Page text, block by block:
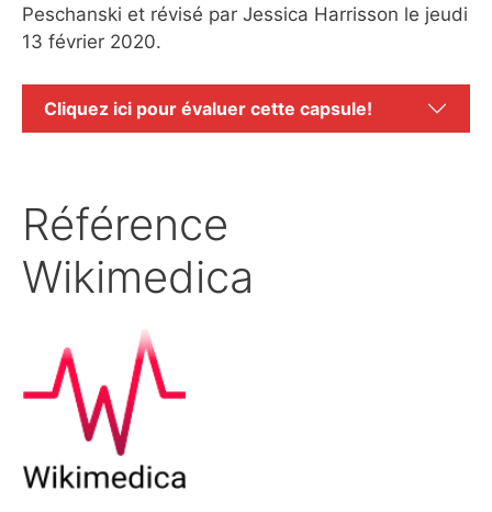
Peschanski et révisé par Jessica Harrisson le jeudi
13 février 2020.
Cliquez ici pour évaluer cette capsule!
Référence
Wikimedica